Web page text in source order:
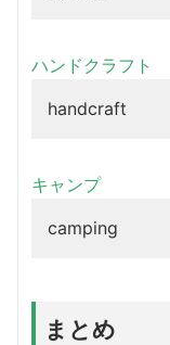
ハンドクラフト
handcraft
キャンプ
camping
まとめ